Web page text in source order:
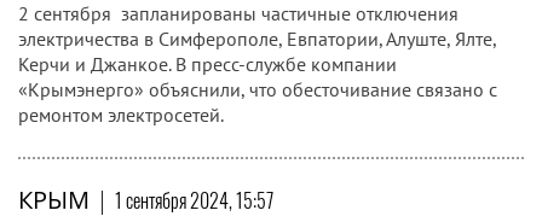
2 сентября запланированы частичные отключения
электричества в Симферополе, Евпатории, Алуште, Ялте,
Керчи и Джанкое. В пресс-службе компании
«Крымэнерго» объяснили, что обесточивание связано с
ремонтом электросетей.
КРЫМ | 1 сентября 2024, 15:57